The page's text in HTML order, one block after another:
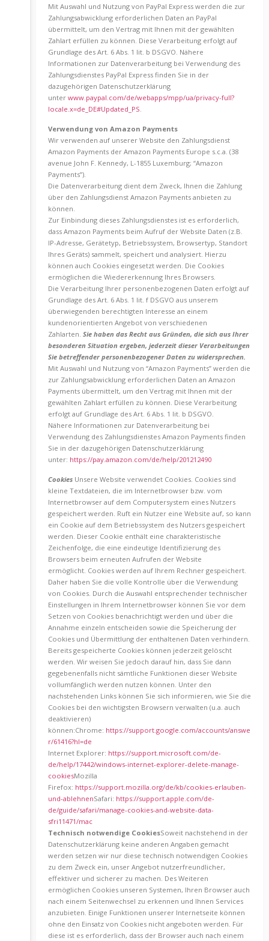
Mit Auswahl und Nutzung von PayPal Express werden die zur
Zahlungsabwicklung erforderlichen Daten an PayPal
übermittelt, um den Vertrag mit Ihnen mit der gewählten
Zahlart erfüllen zu können. Diese Verarbeitung erfolgt auf
Grundlage des Art. 6 Abs. 1 lit. b DSGVO. Nähere
Informationen zur Datenverarbeitung bei Verwendung des
Zahlungsdienstes PayPal Express finden Sie in der
dazugehörigen Datenschutzerklärung
unter www.paypal.com/de/webapps/mpp/ua/privacy-full?
locale.x=de_DE#Updated_PS
Verwendung von Amazon Payments
Wir verwenden auf unserer Website den Zahlungsdienst
Amazon Payments der Amazon Payments Europe s.c.a. (38
avenue John F. Kennedy, L-1855 Luxemburg; “Amazon
Payments”).
Die Datenverarbeitung dient dem Zweck, Ihnen die Zahlung
über den Zahlungsdienst Amazon Payments anbieten zu
können.
Zur Einbindung dieses Zahlungsdienstes ist es erforderlich,
dass Amazon Payments beim Aufruf der Website Daten (z.B.
IP-Adresse, Gerätetyp, Betriebssystem, Browsertyp, Standort
Ihres Geräts) sammelt, speichert und analysiert. Hierzu
können auch Cookies eingesetzt werden. Die Cookies
ermöglichen die Wiedererkennung Ihres Browsers.
Die Verarbeitung Ihrer personenbezogenen Daten erfolgt auf
Grundlage des Art. 6 Abs. 1 lit. f DSGVO aus unserem
überwiegenden berechtigten Interesse an einem
kundenorientierten Angebot von verschiedenen
Zahlarten. Sie haben das Recht aus Gründen, die sich aus Ihrer
besonderen Situation ergeben, jederzeit dieser Verarbeitungen
Sie betreffender personenbezogener Daten zu widersprechen.
Mit Auswahl und Nutzung von “Amazon Payments” werden die
zur Zahlungsabwicklung erforderlichen Daten an Amazon
Payments übermittelt, um den Vertrag mit Ihnen mit der
gewählten Zahlart erfüllen zu können. Diese Verarbeitung
erfolgt auf Grundlage des Art. 6 Abs. 1 lit. b DSGVO.
Nähere Informationen zur Datenverarbeitung bei
Verwendung des Zahlungsdienstes Amazon Payments finden
Sie in der dazugehörigen Datenschutzerklärung
unter: https://pay.amazon.com/de/help/201212490
Cookies Unsere Website verwendet Cookies. Cookies sind
kleine Textdateien, die im Internetbrowser bzw. vom
Internetbrowser auf dem Computersystem eines Nutzers
gespeichert werden. Ruft ein Nutzer eine Website auf, so kann
ein Cookie auf dem Betriebssystem des Nutzers gespeichert
werden. Dieser Cookie enthält eine charakteristische
Zeichenfolge, die eine eindeutige Identifizierung des
Browsers beim erneuten Aufrufen der Website
ermöglicht. Cookies werden auf Ihrem Rechner gespeichert.
Daher haben Sie die volle Kontrolle über die Verwendung
von Cookies. Durch die Auswahl entsprechender technischer
Einstellungen in Ihrem Internetbrowser können Sie vor dem
Setzen von Cookies benachrichtigt werden und über die
Annahme einzeln entscheiden sowie die Speicherung der
Cookies und Übermittlung der enthaltenen Daten verhindern.
Bereits gespeicherte Cookies können jederzeit gelöscht
werden. Wir weisen Sie jedoch darauf hin, dass Sie dann
gegebenenfalls nicht sämtliche Funktionen dieser Website
vollumfänglich werden nutzen können. Unter den
nachstehenden Links können Sie sich informieren, wie Sie die
Cookies bei den wichtigsten Browsern verwalten (u.a. auch
deaktivieren)
können:Chrome: https://support.google.com/accounts/answe
r/61416?hl=de
Internet Explorer: https://support.microsoft.com/de-
de/help/17442/windows-internet-explorer-delete-manage-
cookiesMozilla
Firefox: https://support.mozilla.org/de/kb/cookies-erlauben-
und-ablehnenSafari: https://support.apple.com/de-
de/guide/safari/manage-cookies-and-website-data-
sfri11471/mac
Technisch notwendige CookiesSoweit nachstehend in der
Datenschutzerklärung keine anderen Angaben gemacht
werden setzen wir nur diese technisch notwendigen Cookies
zu dem Zweck ein, unser Angebot nutzerfreundlicher,
effektiver und sicherer zu machen. Des Weiteren
ermöglichen Cookies unseren Systemen, Ihren Browser auch
nach einem Seitenwechsel zu erkennen und Ihnen Services
anzubieten. Einige Funktionen unserer Internetseite können
ohne den Einsatz von Cookies nicht angeboten werden. Für
diese ist es erforderlich, dass der Browser auch nach einem